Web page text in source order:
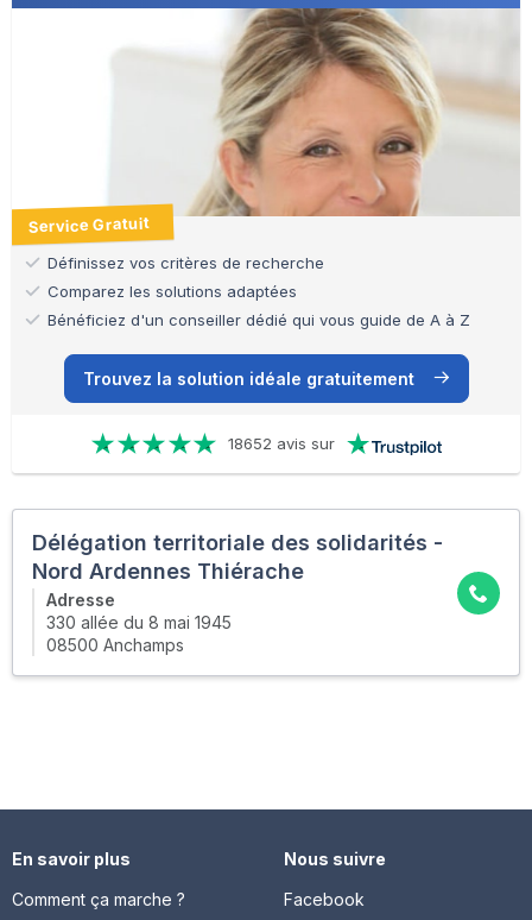
Service Gratuit
Définissez vos critères de recherche
Comparez les solutions adaptées
Bénéficiez d'un conseiller dédié qui vous guide de A à Z
Trouvez la solution idéale gratuitement
18652 avis sur
Délégation territoriale des solidarités -
Nord Ardennes Thiérache
Adresse
330 allée du 8 mai 1945
08500 Anchamps
En savoir plus
Comment ça marche ?
Nous suivre
Facebook